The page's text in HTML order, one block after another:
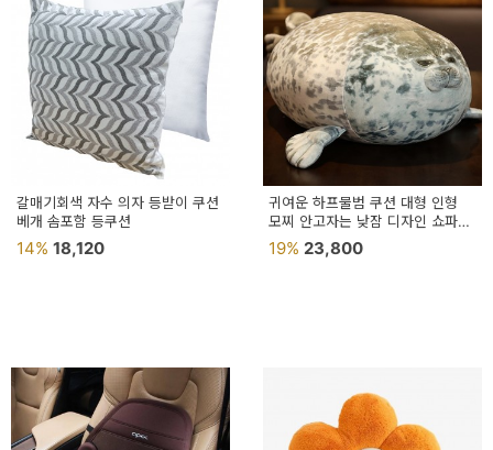
갈매기회색 자수 의자 등받이 쿠션
베개 솜포함 등쿠션
14% 18,120
귀여운 하프물범 쿠션 대형 인형
모찌 안고자는 낮잠 디자인 쇼파
인테리어 소품 의자 등받이
19% 23,800